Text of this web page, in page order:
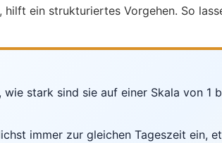
ein strukturiertes Vorgehen. So
stark sind sie auf einer Skala von 1
immer zur gleichen Tageszeit ein,